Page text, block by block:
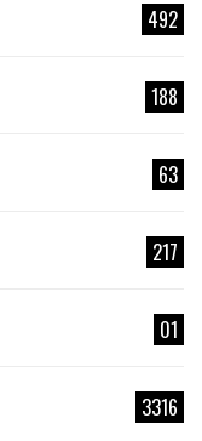
492
188
63
217
01
3316